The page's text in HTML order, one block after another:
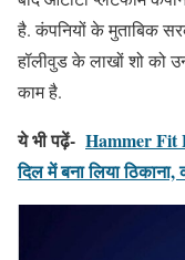
है. कंपनियों के मुताबिक
हॉलीवुड के लाखों शो को
काम है.
ये भी पढ़ें- Hammer Fit
दिल में बना लिया